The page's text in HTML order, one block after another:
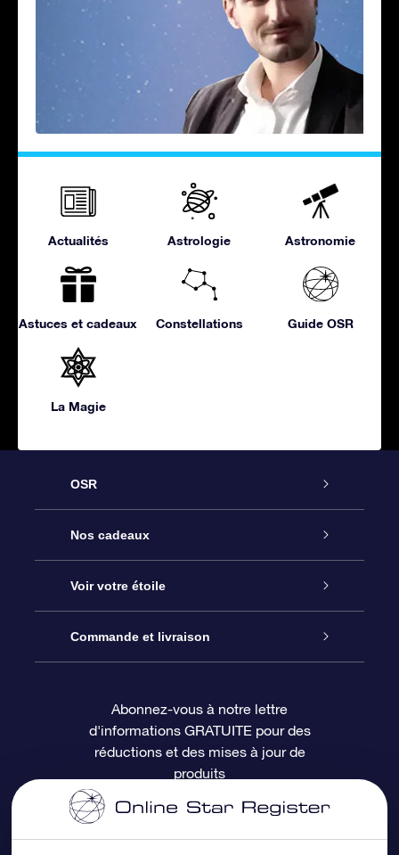
Actualités Astrologie Astronomie
Astuces et cadeaux Constellations Guide OSR
La Magie
OSR
Service
À propos de l’OSR
Nous contacter
Questions fréquemment posées
Revues
Nos cadeaux
Cadeau d’étoile en ligne
Coffret cadeau OSR
Carte cadeau OSR
Voir votre étoile
Registre des étoiles
Page d’accueil personnalisée
Commande et livraison
Informations de paiement
Informations d’expédition
Politique de retour
Abonnez-vous à notre lettre
d'informations GRATUITE pour des
réductions et des mises à jour de
produits